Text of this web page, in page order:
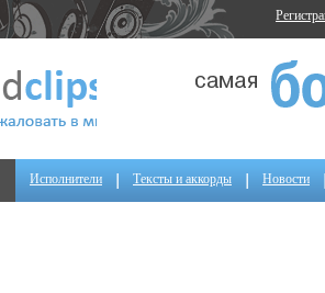
Исполнители Тексты и аккорды Новости